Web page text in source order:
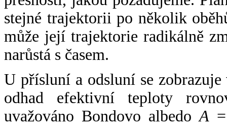
stejné trajektorii po několik
může její trajektorie radikálně
narůstá s časem.
U přísluní a odsluní se
odhad efektivní teploty
uvažováno Bondovo albedoA